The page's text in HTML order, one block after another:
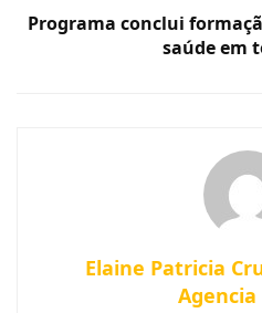
Programa conclui
saúde em
Elaine Patricia